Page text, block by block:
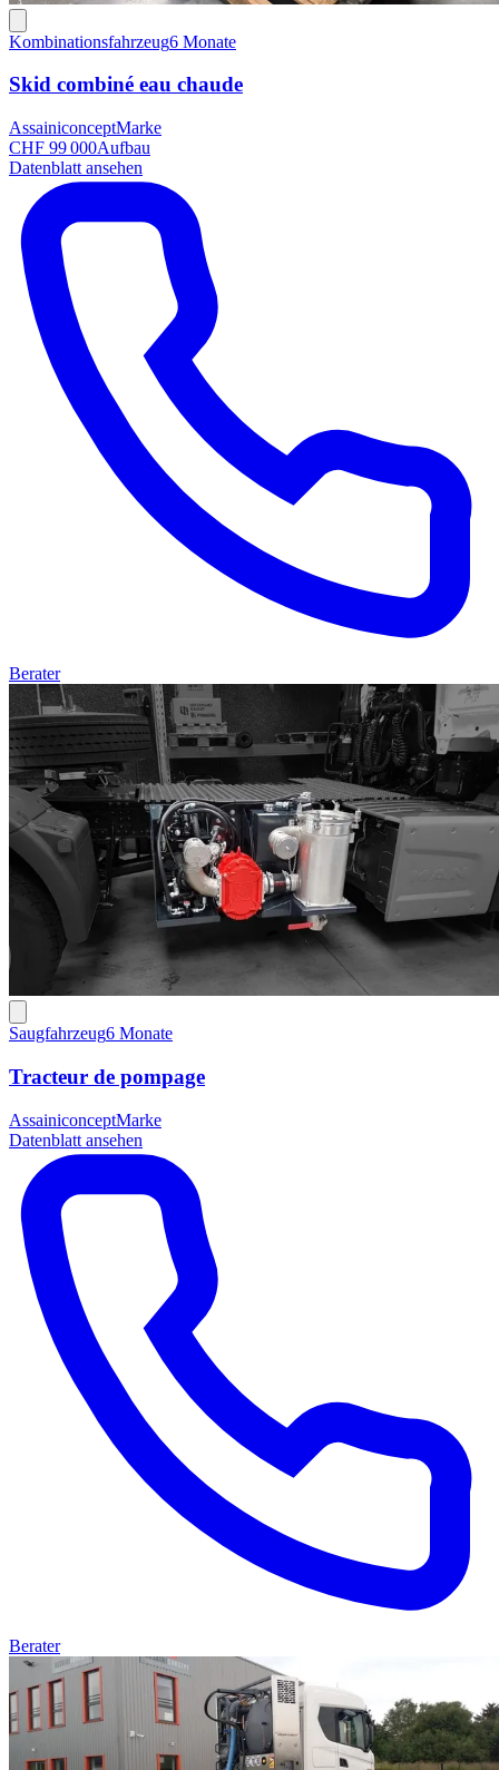
Kombinationsfahrzeug6 Monate
Skid combiné eau chaude
AssainiconceptMarke
CHF 99 000Aufbau
Datenblatt ansehen
Berater
Saugfahrzeug6 Monate
Tracteur de pompage
AssainiconceptMarke
Datenblatt ansehen
Berater